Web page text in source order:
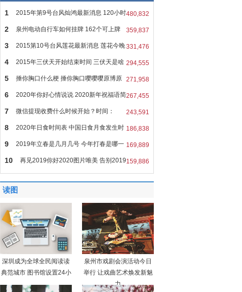
480,832
1 2015年第9号台风灿鸿最新消息 120小时
359,837
2 泉州电动自行车如何挂牌 162个可上牌
合 331,476
3 2015第10号台风莲花最新消息 莲花今晚
294,555
4 2015年三伏天开始结束时间 三伏天是啥
271,958
5 捶你胸口什么梗 捶你胸口嘤嘤嘤原博原
267,455
6 2020年你好心情说说 2020新年祝福语简
243,591
7 微信提现收费什么时候开始？时间：
2016 186,838
8 2020年日食时间表 中国日食月食发生时
169,889
9 2019年立春是几月几号 今年打春是哪一
159,886
10 再见2019你好2020图片唯美 告别2019
迎
读图
深圳成为全球全民阅读读
典范城市 图书馆设置24小
泉州市戏剧会演活动今日
举行 让戏曲艺术焕发新魅
力